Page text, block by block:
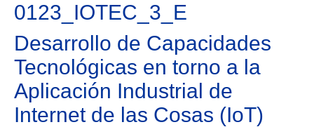
0123_IOTEC_3_E
Desarrollo de Capacidades
Tecnológicas en torno a la
Aplicación Industrial de
Internet de las Cosas (IoT)